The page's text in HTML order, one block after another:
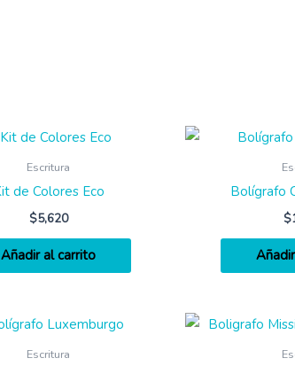
Escritura
de Colores Eco
$5,620
Añadir al carrito
Bolígrafo
$
Escritura